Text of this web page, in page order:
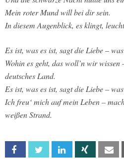
Mein roter Mund will bei dir sein.
In diesem Augenblick, es klingt,
Es ist, was es ist, sagt die Liebe –
Wohin es geht, das woll’n wir wissen
deutsches Land.
Es ist, was es ist, sagt die Liebe –
Ich freu‘ mich auf mein Leben –
weißen Strand.
Facebook Twitter Linkedin Xing